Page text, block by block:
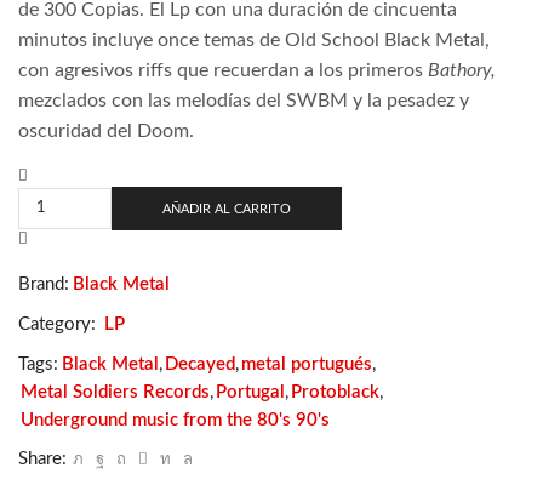
de 300 Copias. El Lp con una duración de cincuenta
minutos incluye once temas de Old School Black Metal,
con agresivos riffs que recuerdan a los primeros Bathory,
mezclados con las melodías del SWBM y la pesadez y
oscuridad del Doom.
The
Circle
AÑADIR AL CARRITO
Brand: Black Metal
Category: LP
Tags: Black Metal , Decayed, metal portugués,
Metal Soldiers Records, Portugal , Protoblack,
Underground music from the 80's 90's
Share: